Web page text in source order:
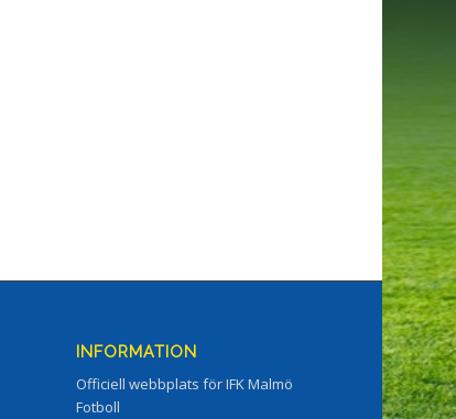
INFORMATION
Officiell webbplats för IFK Malmö
Fotboll